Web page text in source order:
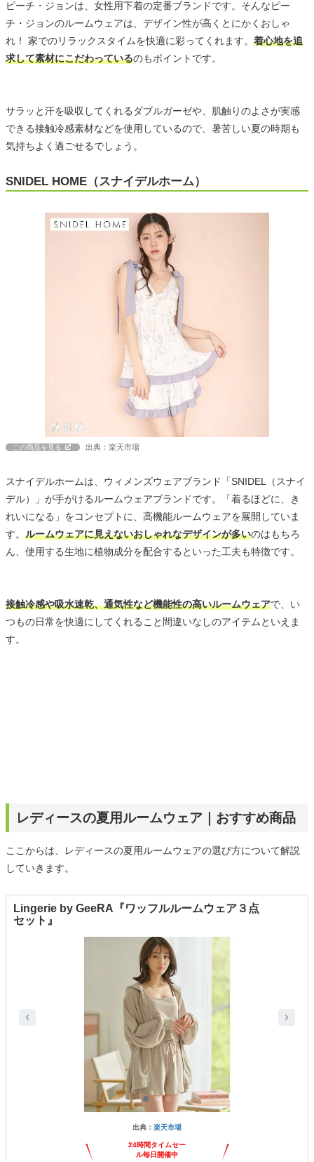
ピーチ・ジョンは、女性用下着の定番ブランドです。そんなピー
チ・ジョンのルームウェアは、デザイン性が高くとにかくおしゃ
れ！ 家でのリラックスタイムを快適に彩ってくれます。 着心地を追
求して素材にこだわっているのもポイントです。
サラッと汗を吸収してくれるダブルガーゼや、肌触りのよさが実感
できる接触冷感素材などを使用しているので、暑苦しい夏の時期も
気持ちよく過ごせるでしょう。
SNIDEL HOME（スナイデルホーム）
この商品を見る 出典：楽天市場
スナイデルホームは、ウィメンズウェアブランド「SNIDEL（スナイ
デル）」が手がけるルームウェアブランドです。「着るほどに、き
れいになる」をコンセプトに、高機能ルームウェアを展開していま
す。 ルームウェアに見えないおしゃれなデザインが多いのはもちろ
ん、使用する生地に植物成分を配合するといった工夫も特徴です。
接触冷感や吸水速乾、通気性など機能性の高いルームウェアで、い
つもの日常を快適にしてくれること間違いなしのアイテムといえま
す。
レディースの夏用ルームウェア｜おすすめ商品
ここからは、レディースの夏用ルームウェアの選び方について解説
していきます。
Lingerie by GeeRA『ワッフルルームウェア３点
セット』
出典： 楽天市場
24時間タイムセー
ル毎日開催中